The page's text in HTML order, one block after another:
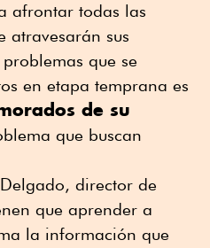
afrontar todas las
atravesarán sus
que se
en etapa temprana es
de su
que buscan
director de
que aprender a
la información que